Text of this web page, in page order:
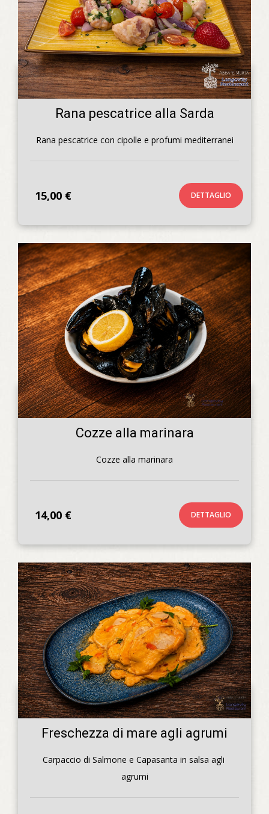
Rana pescatrice alla Sarda
Rana pescatrice con cipolle e profumi mediterranei
15,00 € DETTAGLIO
Cozze alla marinara
Cozze alla marinara
14,00 € DETTAGLIO
Freschezza di mare agli agrumi
Carpaccio di Salmone e Capasanta in salsa agli